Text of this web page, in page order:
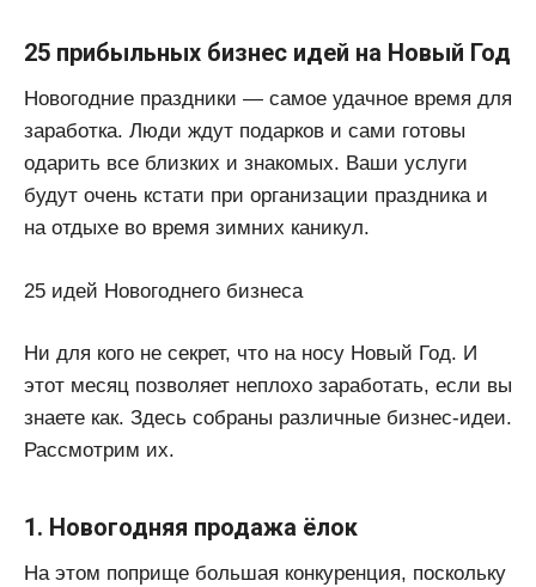
25 прибыльных бизнес идей на Новый Год
Новогодние праздники — самое удачное время для
заработка. Люди ждут подарков и сами готовы
одарить все близких и знакомых. Ваши услуги
будут очень кстати при организации праздника и
на отдыхе во время зимних каникул.
25 идей Новогоднего бизнеса
Ни для кого не секрет, что на носу Новый Год. И
этот месяц позволяет неплохо заработать, если вы
знаете как. Здесь собраны различные бизнес-идеи.
Рассмотрим их.
1. Новогодняя продажа ёлок
На этом поприще большая конкуренция, поскольку